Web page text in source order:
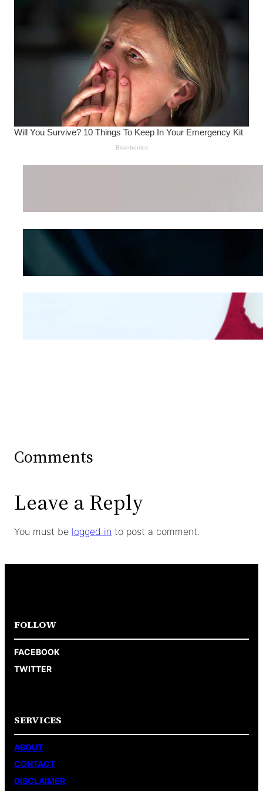
Wanita Pamer Pakaian
Kepribadian
Mengintip Kepribadian
Wanita Dari Warna Bra
Comments
Leave a Reply
You must be logged in to post a comment.
FOLLOW
FACEBOOK
TWITTER
SERVICES
ABOUT
CONTACT
DISCLAIMER